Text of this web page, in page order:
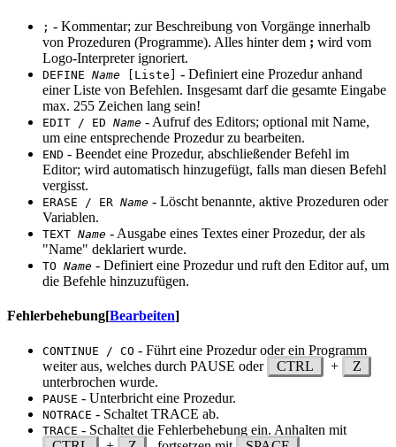
; - Kommentar; zur Beschreibung von Vorgänge innerhalb
von Prozeduren (Programme). Alles hinter dem ; wird vom
Logo-Interpreter ignoriert.
DEFINE Name [Liste]
- Definiert eine Prozedur anhand
einer Liste von Befehlen. Insgesamt darf die gesamte Eingabe
max. 255 Zeichen lang sein!
EDIT / ED Name - Aufruf des Editors; optional mit Name,
um eine entsprechende Prozedur zu bearbeiten.
END - Beendet eine Prozedur, abschließender Befehl im
Editor; wird automatisch hinzugefügt, falls man diesen Befehl
vergisst.
ERASE / ER Name - Löscht benannte, aktive Prozeduren oder
Variablen.
TEXT Name - Ausgabe eines Textes einer Prozedur, der als
"Name" deklariert wurde.
TO Name - Definiert eine Prozedur und ruft den Editor auf, um
die Befehle hinzuzufügen.
Fehlerbehebung[Bearbeiten]
CONTINUE / CO - Führt eine Prozedur oder ein Programm
weiter aus, welches durch PAUSE oder
CTRL +
Z
unterbrochen wurde.
PAUSE - Unterbricht eine Prozedur.
NOTRACE - Schaltet TRACE ab.
TRACE - Schaltet die Fehlerbehebung ein. Anhalten mit